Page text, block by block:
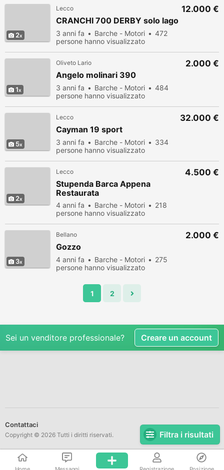
Filtra i risultati
2
Lecco
CRANCHI 700 DERBY solo lago
3 anni fa Barche - Motori
472
persone hanno visualizzato
12.000 €
1
Oliveto Lario
Angelo molinari 390
3 anni fa Barche - Motori
484
persone hanno visualizzato
2.000 €
5
Lecco
Cayman 19 sport
3 anni fa Barche - Motori
334
persone hanno visualizzato
32.000 €
2
Lecco
Stupenda Barca Appena
Restaurata
4 anni fa Barche - Motori
218
persone hanno visualizzato
4.500 €
3
Bellano
Gozzo
4 anni fa Barche - Motori
275
persone hanno visualizzato
2.000 €
1 2
Sei un venditore professionale? Creare un account
Contattaci
Copyright © 2026 Tutti i diritti riservati.